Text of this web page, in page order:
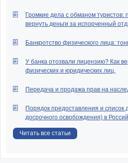
Громкие дела с обманом туристов:
вернуть деньги за испорченный
Банкротство физического лица:
У банка отозвали лицензию? Как
физических и юридических лиц.
Передача и продажа прав на
Порядок предоставления и список
досрочного освобождения) в
Читать все статьи